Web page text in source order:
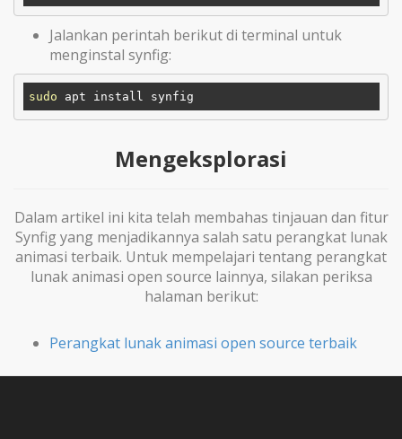
Jalankan perintah berikut di terminal untuk
menginstal synfig:
sudo
Mengeksplorasi
Dalam artikel ini kita telah membahas tinjauan dan fitur
Synfig yang menjadikannya salah satu perangkat lunak
animasi terbaik. Untuk mempelajari tentang perangkat
lunak animasi open source lainnya, silakan periksa
halaman berikut:
Perangkat lunak animasi open source terbaik